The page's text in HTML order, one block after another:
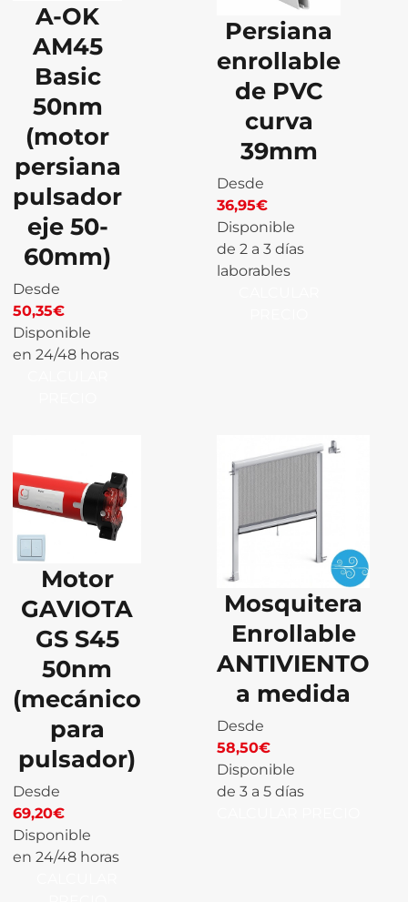
A-OK
AM45
Basic
50nm
(motor
persiana
pulsador
eje 50-
60mm)
Desde
50,35€
Disponible
en 24/48 horas
Persiana
enrollable
de PVC
curva
39mm
Desde
36,95€
Disponible
de 2 a 3 días
laborables
Motor
GAVIOTA
GS S45
50nm
(mecánico
para
pulsador)
Desde
69,20€
Disponible
en 24/48 horas
Mosquitera
Enrollable
ANTIVIENTO
a medida
Desde
58,50€
Disponible
de 3 a 5 días